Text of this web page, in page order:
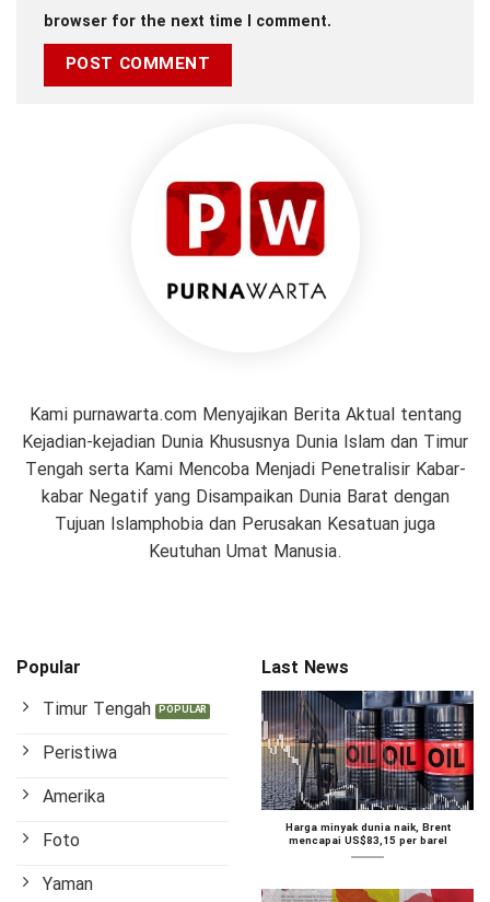
browser for the next time I comment.
Kami purnawarta.com Menyajikan Berita Aktual tentang
Kejadian-kejadian Dunia Khususnya Dunia Islam dan Timur
Tengah serta Kami Mencoba Menjadi Penetralisir Kabar-
kabar Negatif yang Disampaikan Dunia Barat dengan
Tujuan Islamphobia dan Perusakan Kesatuan juga
Keutuhan Umat Manusia.
Popular
Timur Tengah
Peristiwa
Amerika
Foto
Yaman
Last News
Harga minyak dunia naik, Brent
mencapai US$83,15 per barel